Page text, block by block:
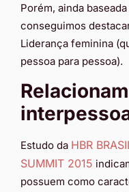
Porém, ainda
conseguimos
Liderança feminina
pessoa para pessoa).
Estudo da HBR
SUMMIT 2015
possuem como